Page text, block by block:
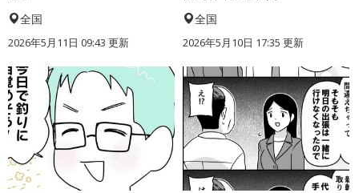
全国
2026年5月11日 09:43 更新
全国
2026年5月10日 17:35 更新